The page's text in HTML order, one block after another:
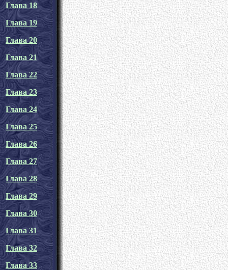
Глава 18
Глава 19
Глава 20
Глава 21
Глава 22
Глава 23
Глава 24
Глава 25
Глава 26
Глава 27
Глава 28
Глава 29
Глава 30
Глава 31
Глава 32
Глава 33